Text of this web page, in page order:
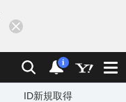
検索 通知
i
ID新規取得